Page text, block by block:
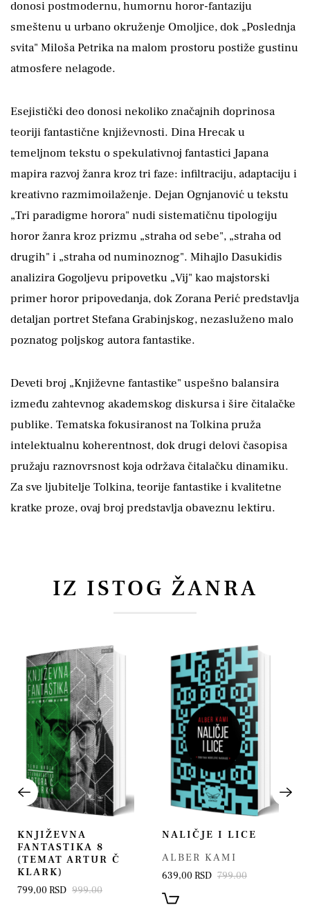
donosi postmodernu, humornu horor-fantaziju
smeštenu u urbano okruženje Omoljice, dok „Poslednja
svita" Miloša Petrika na malom prostoru postiže gustinu
atmosfere nelagode.
Esejistički deo donosi nekoliko značajnih doprinosa
teoriji fantastične književnosti. Dina Hrecak u
temeljnom tekstu o spekulativnoj fantastici Japana
mapira razvoj žanra kroz tri faze: infiltraciju, adaptaciju i
kreativno razmimoilaženje. Dejan Ognjanović u tekstu
„Tri paradigme horora" nudi sistematičnu tipologiju
horor žanra kroz prizmu „straha od sebe", „straha od
drugih" i „straha od numinoznog". Mihajlo Dasukidis
analizira Gogoljevu pripovetku „Vij" kao majstorski
primer horor pripovedanja, dok Zorana Perić predstavlja
detaljan portret Stefana Grabinjskog, nezasluženo malo
poznatog poljskog autora fantastike.
Deveti broj „Književne fantastike" uspešno balansira
između zahtevnog akademskog diskursa i šire čitalačke
publike. Tematska fokusiranost na Tolkina pruža
intelektualnu koherentnost, dok drugi delovi časopisa
pružaju raznovrsnost koja održava čitalačku dinamiku.
Za sve ljubitelje Tolkina, teorije fantastike i kvalitetne
kratke proze, ovaj broj predstavlja obaveznu lektiru.
IZ ISTOG ŽANRA
KNJIŽEVNA
FANTASTIKA 8
(TEMAT ARTUR Č
KLARK)
799,00 RSD 999.00
NALIČJE I LICE
ALBER KAMI
639,00 RSD 799.00